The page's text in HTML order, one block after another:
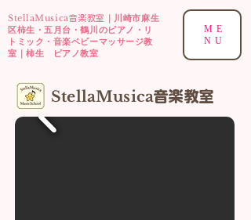
StellaMusica音楽教室
｜川崎市麻生
区柿生・五月台・鶴川のピアノ・リ
トミック・音楽ベビーマッサージ教
室｜柿生 ピアノ教室
ME
NU
​StellaMusica音楽教室